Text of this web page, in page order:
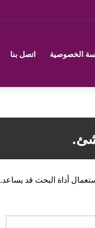
الخصوصية اتصل بنا
شئ.
أداة البحث قد يساعد.